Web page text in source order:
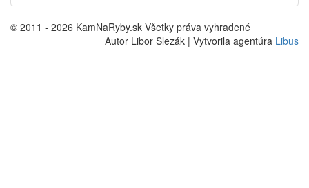
© 2011 - 2026 KamNaRyby.sk Všetky práva vyhradené
Autor Libor Slezák | Vytvorila agentúra Libus